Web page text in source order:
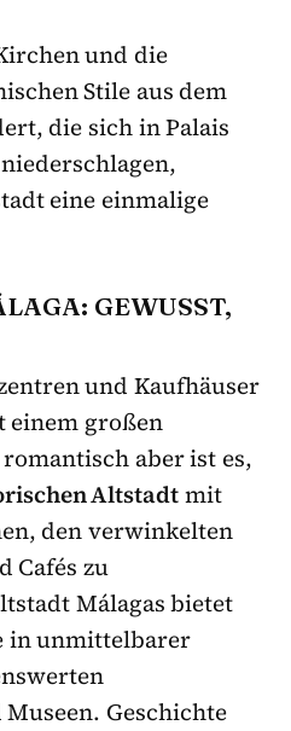
und die
Stile aus dem
die sich in Palais
eine einmalige
GEWUSST,
und Kaufhäuser
einem großen
aber ist es,
Altstadtmit
den verwinkelten
Cafés zu
Málagas bietet
in unmittelbarer
Geschichte